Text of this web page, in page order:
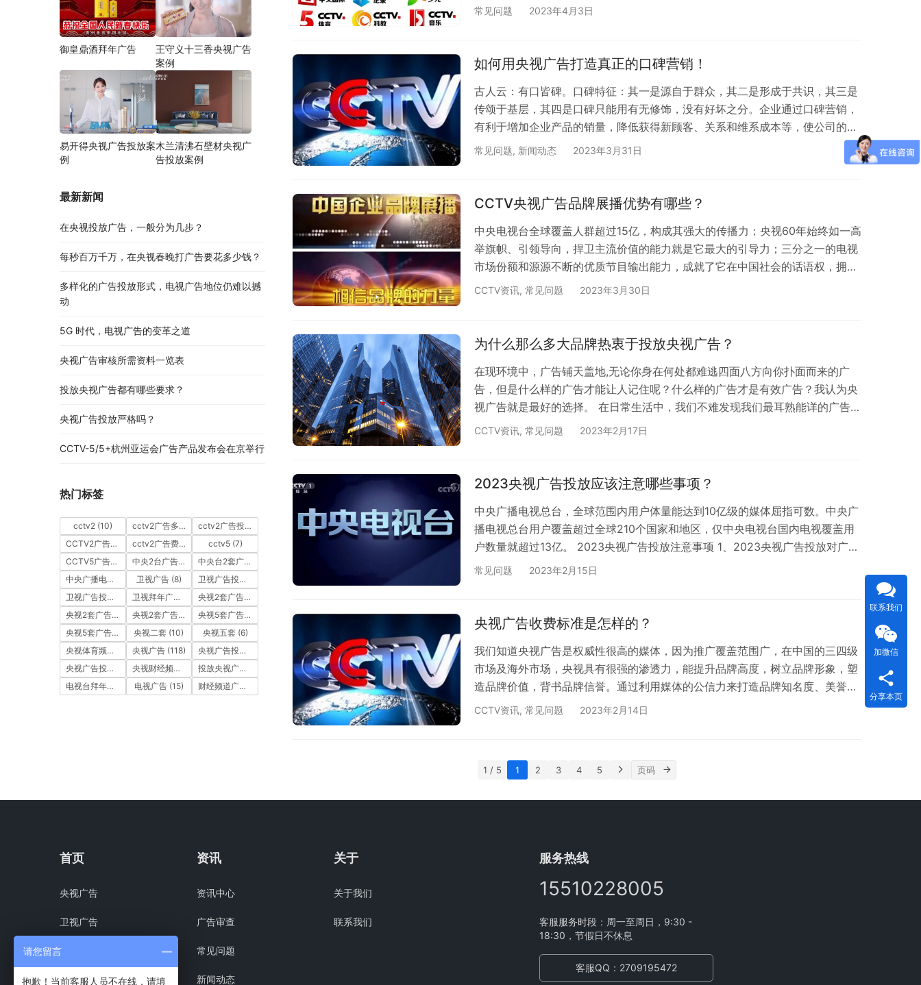
千人成本、每收视点成本、总收视点、占有率等数据在一定程度上反应了媒体的
区2 投放央视广告只在销售旺季进行投放 很多企业只有在销售旺季进行广…
常见问题 2023年4月3日
如何用央视广告打造真正的口碑营销！
古人云：有口皆碑。口碑特征：其一是源自于群众，其二是形成于共识，其三是
传颂于基层，其四是口碑只能用有无修饰，没有好坏之分。企业通过口碑营销，
有利于增加企业产品的销量，降低获得新顾客、关系和维系成本等，使公司的利
润上升。口碑营销就是企业在调查市场需求的情况下，为消费者提供他们所需要
的产品和服务，同时制定相关的口碑推广计划，让消费者从自身主动传播公司产
强企业在市场中的认知度，达到企业销售产品和提供服务的目的，口碑对于企业
常见问题, 新闻动态 2023年3月31日
CCTV央视广告品牌展播优势有哪些？
中央电视台全球覆盖人群超过15亿，构成其强大的传播力；央视60年始终如一高
举旗帜、引领导向，捍卫主流价值的能力就是它最大的引导力；三分之一的电视
市场份额和源源不断的优质节目输出能力，成就了它在中国社会的话语权，拥有
话语权的媒体就有影响力；调查显示，当央视与其它媒体说法不同时，95%以上
让消费者放心，国家电视台为企业品牌背书产品信得过！提升品牌高度，树立品
CCTV资讯, 常见问题 2023年3月30日
为什么那么多大品牌热衷于投放央视广告？
在现环境中，广告铺天盖地,无论你身在何处都难逃四面八方向你扑面而来的广
告，但是什么样的广告才能让人记住呢？什么样的广告才是有效广告？我认为央
视广告就是最好的选择。 在日常生活中，我们不难发现我们最耳熟能详的广告便
是央视广告，例如："挖掘技术哪家强？中国山东找蓝翔！"、"怕上火,喝王老
互联网广告推广的烧钱模式不是所有企业能烧得起的，央视广告也大大降低了没
CCTV资讯, 常见问题 2023年2月17日
2023央视广告投放应该注意哪些事项？
中央广播电视总台，全球范围内用户体量能达到10亿级的媒体屈指可数。中央广
播电视总台用户覆盖超过全球210个国家和地区，仅中央电视台国内电视覆盖用
户数量就超过13亿。 2023央视广告投放注意事项 1、2023央视广告投放对广告
主的要求条件 事业单位提供组织机构代码证，企业提供营业执照、商标注册证或
放广告内容要求 严禁使用国家级、最高级、最佳等绝对化用语。…
常见问题 2023年2月15日
央视广告收费标准是怎样的？
我们知道央视广告是权威性很高的媒体，因为推广覆盖范围广，在中国的三四级
市场及海外市场，央视具有很强的渗透力，能提升品牌高度，树立品牌形象，塑
造品牌价值，背书品牌信誉。通过利用媒体的公信力来打造品牌知名度、美誉
度，以及品牌传播度，助力企业招商加盟，提高产品行业高知名度，迅速扩展市
电视台广告费标准各个频道栏目不同，有不同的收费标准，均由中央电视台发布
收费标准。通…
CCTV资讯, 常见问题 2023年2月14日
1 / 5 1 2 3 4 5
御皇鼎酒拜年广告
王守义十三香央视广告
案例
易开得央视广告投放案
例
木兰清沸石壁材央视广
告投放案例
最新新闻
在央视投放广告，一般分为几步？
每秒百万千万，在央视春晚打广告要花多少钱？
多样化的广告投放形式，电视广告地位仍难以撼
动
5G 时代，电视广告的变革之道
央视广告审核所需资料一览表
投放央视广告都有哪些要求？
央视广告投放严格吗？
CCTV-5/5+杭州亚运会广告产品发布会在京举行
热门标签
cctv2(10) cctv2广告多少钱 (10) cctv2广告投放
CCTV2广告投放多少钱
(10) cctv2广告费用 cctv5(7)
CCTV5广告投放
(7) 中央2台广告
(10) 中央台2套广告
中央广播电视总台
(18)
卫视广告(8) 卫视广告投放
卫视广告投放案例
(8) 卫视拜年广告 央视2套广告
(11)
央视2套广告价格
(10) 央视2套广告费用 (10) 央视5套广告价格
央视5套广告费用
(6)
央视二套 (10) 央视五套 (6)
央视体育频道广告
(7)
央视广告(118) 央视广告投放
央视广告投放案例
(49) 央视财经频道广告 (12) 投放央视广告
电视台拜年广告
(7)电视广告(15) 财经频道广告
首页
央视广告
卫视广告
组合方案
客户案例
资讯
资讯中心
广告审查
常见问题
新闻动态
关于
关于我们
联系我们
服务热线
15510228005
客服服务时段：周一至周日，9:30 -
18:30，节假日不休息
客服QQ：2709195472
联系我们
加微信
分享本页
请您留言
抱歉！当前客服人员不在线，请填